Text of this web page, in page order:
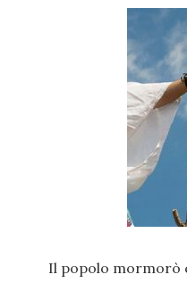
Il popolo mormorò